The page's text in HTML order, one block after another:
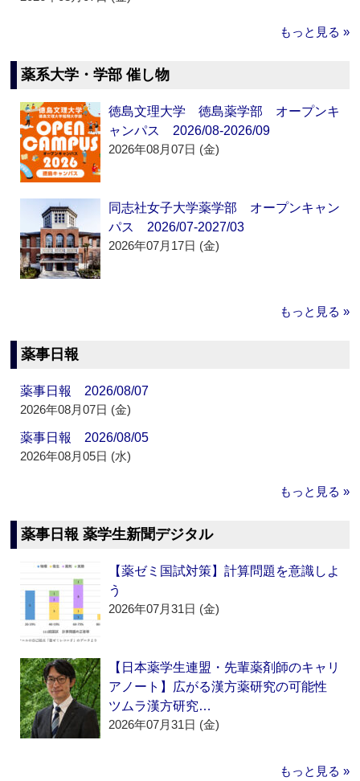
もっと見る »
薬系大学・学部 催し物
徳島文理大学 徳島薬学部 オープンキ
ャンパス 2026/08-2026/09
2026年08月07日 (金)
同志社女子大学薬学部 オープンキャン
パス 2026/07-2027/03
2026年07月17日 (金)
もっと見る »
薬事日報
薬事日報 2026/08/07
2026年08月07日 (金)
薬事日報 2026/08/05
2026年08月05日 (水)
もっと見る »
薬事日報 薬学生新聞デジタル
【薬ゼミ国試対策】計算問題を意識しよ
う
2026年07月31日 (金)
【日本薬学生連盟・先輩薬剤師のキャリ
アノート】広がる漢方薬研究の可能性
ツムラ漢方研究…
2026年07月31日 (金)
もっと見る »